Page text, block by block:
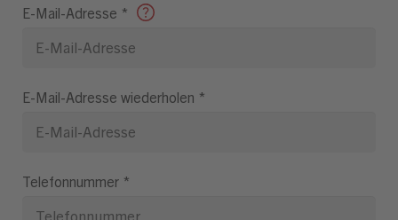
E-Mail-Adresse *
E-Mail-Adresse wiederholen *
Telefonnummer *